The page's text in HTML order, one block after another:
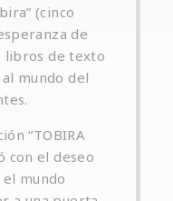
(cinco
de
libros de texto
mundo del
“TOBIRA
con el deseo
mundo